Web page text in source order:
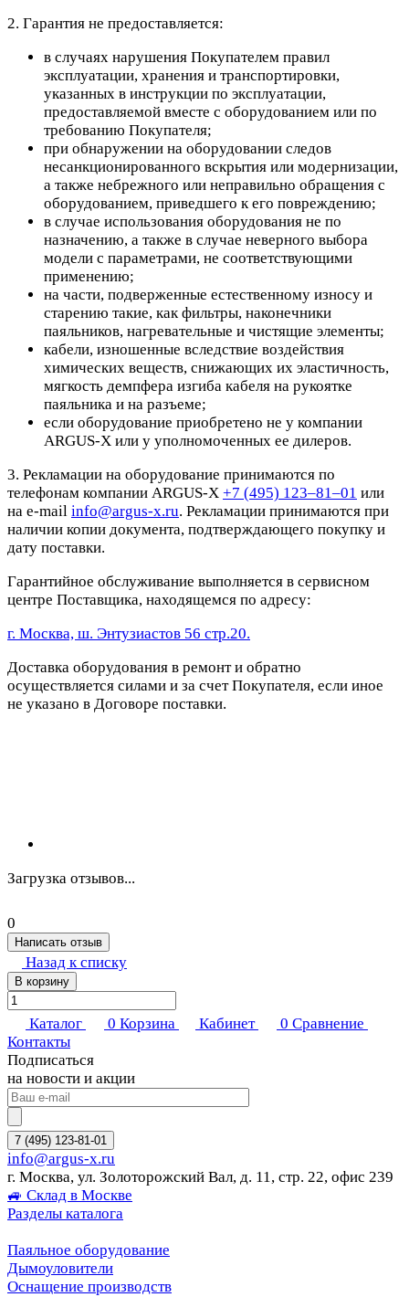
2. Гарантия не предоставляется:
в случаях нарушения Покупателем правил
эксплуатации, хранения и транспортировки,
указанных в инструкции по эксплуатации,
предоставляемой вместе с оборудованием или по
требованию Покупателя;
при обнаружении на оборудовании следов
несанкционированного вскрытия или модернизации,
а также небрежного или неправильно обращения с
оборудованием, приведшего к его повреждению;
в случае использования оборудования не по
назначению, а также в случае неверного выбора
модели с параметрами, не соответствующими
применению;
на части, подверженные естественному износу и
старению такие, как фильтры, наконечники
паяльников, нагревательные и чистящие элементы;
кабели, изношенные вследствие воздействия
химических веществ, снижающих их эластичность,
мягкость демпфера изгиба кабеля на рукоятке
паяльника и на разъеме;
если оборудование приобретено не у компании
ARGUS-X или у уполномоченных ее дилеров.
3. Рекламации на оборудование принимаются по
телефонам компании ARGUS-X +7 (495) 123–81–01 или
на e-mail info@argus-x.ru. Рекламации принимаются при
наличии копии документа, подтверждающего покупку и
дату поставки.
Гарантийное обслуживание выполняется в сервисном
центре Поставщика, находящемся по адресу:
г. Москва, ш. Энтузиастов 56 стр.20.
Доставка оборудования в ремонт и обратно
осуществляется силами и за счет Покупателя, если иное
не указано в Договоре поставки.
Загрузка отзывов...
0
Написать отзыв
Назад к списку
В корзину
Каталог 0 Корзина Кабинет 0 Сравнение
Контакты
Подписаться
на новости и акции
7 (495) 123-81-01
info@argus-x.ru
г. Москва, ул. Золоторожский Вал, д. 11, стр. 22, офис 239
🚙 Склад в Москве
Разделы каталога
Паяльное оборудование
Дымоуловители
Оснащение производств